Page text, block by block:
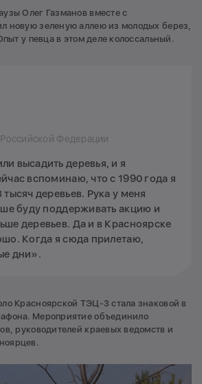
Олег Газманов вместе с
новую зеленую аллею из молодых берез,
у певца в этом деле колоссальный.
Федерации
высадить деревья, и я
вспоминаю, что с 1990 года я
деревьев. Рука у меня
буду поддерживать акцию и
деревьев. Да и в Красноярске
Когда я сюда прилетаю,
дни».
Красноярской ТЭЦ-3 стала знаковой в
Мероприятие объединило
руководителей краевых ведомств и